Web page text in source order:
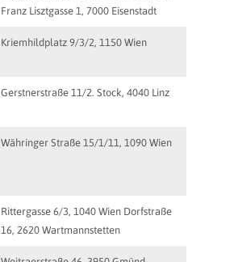
Franz Lisztgasse 1, 7000 Eisenstadt
Kriemhildplatz 9/3/2, 1150 Wien
Gerstnerstraße 11/2. Stock, 4040 Linz
Währinger Straße 15/1/11, 1090 Wien
Rittergasse 6/3, 1040 Wien Dorfstraße
16, 2620 Wartmannstetten